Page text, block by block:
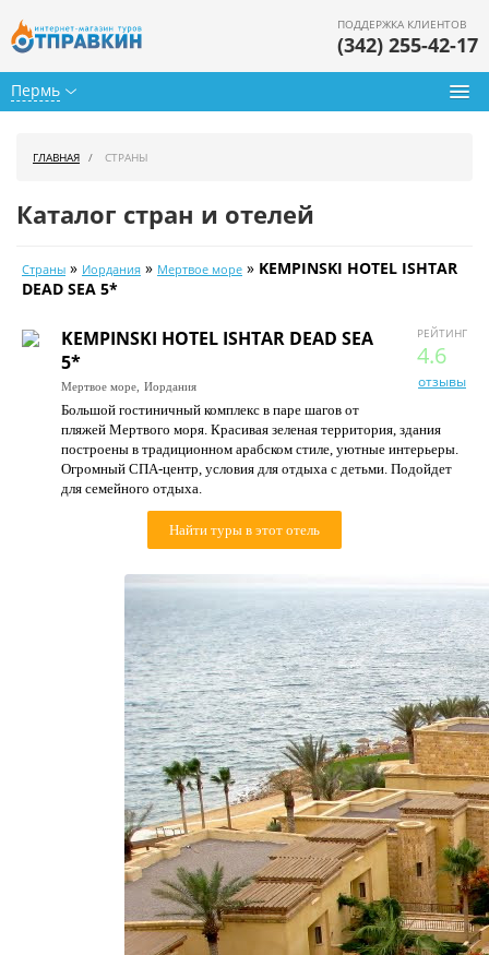
Пермь
ПОДДЕРЖКА КЛИЕНТОВ
(342) 255-42-17
Календарь туров
Цены дня
Страны
Как купить
О нас
ГЛАВНАЯ СТРАНЫ
Каталог стран и отелей
Страны » Иордания » Мертвое море » KEMPINSKI HOTEL ISHTAR
DEAD SEA 5*
РЕЙТИНГ
4.6
отзывы
KEMPINSKI HOTEL ISHTAR DEAD SEA
5*
Мертвое море, Иордания
Большой гостиничный комплекс в паре шагов от
пляжей Мертвого моря. Красивая зеленая территория, здания
построены в традиционном арабском стиле, уютные интерьеры.
Огромный СПА-центр, условия для отдыха с детьми. Подойдет
для семейного отдыха.
Найти туры в этот отель